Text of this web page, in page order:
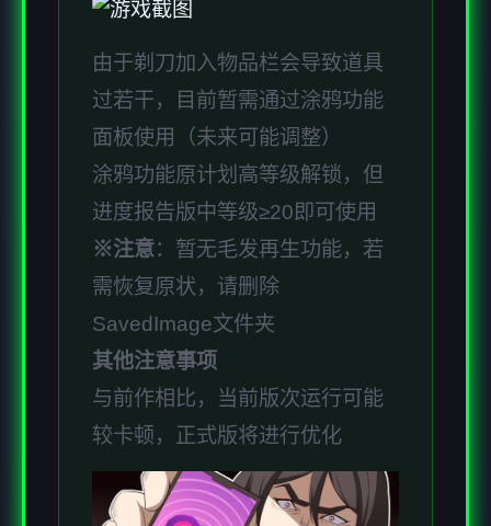
由于剃刀加入物品栏会导致道具
过若干，目前暂需通过涂鸦功能
面板使用（未来可能调整）
涂鸦功能原计划高等级解锁，但
进度报告版中等级≥20即可使用
※注意：暂无毛发再生功能，若
需恢复原状，请删除
SavedImage文件夹
其他注意事项
与前作相比，当前版次运行可能
较卡顿，正式版将进行优化